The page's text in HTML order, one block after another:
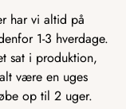
har vi altid på
1-3 hverdage.
sat i produktion,
være en uges
op til 2 uger.